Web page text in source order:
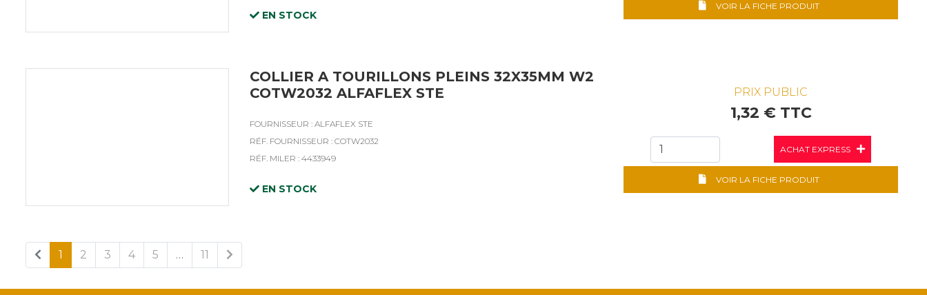
EN STOCK
VOIR LA FICHE PRODUIT
COLLIER A TOURILLONS PLEINS 32X35MM W2
COTW2032 ALFAFLEX STE
FOURNISSEUR : ALFAFLEX STE
RÉF. FOURNISSEUR : COTW2032
RÉF. MILER : 4433949
EN STOCK
PRIX PUBLIC
1,32 € TTC
ACHAT EXPRESS
VOIR LA FICHE PRODUIT
1 2 3 4 5 … 11